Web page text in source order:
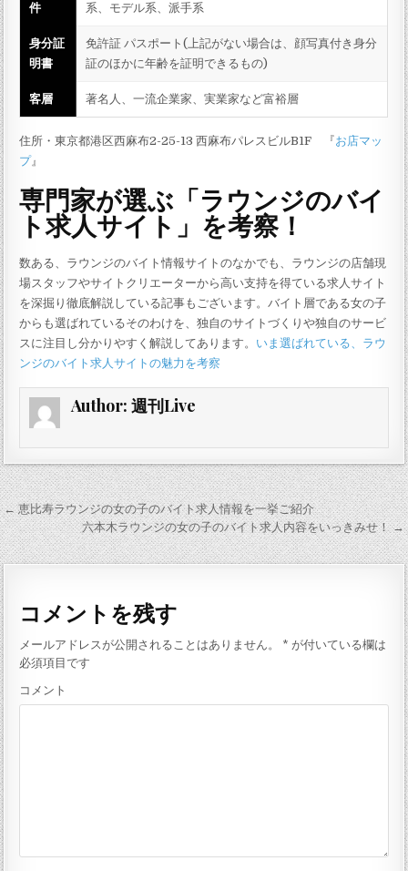
件
系、モデル系、派手系
身分証
明書
免許証 パスポート(上記がない場合は、顔写真付き身分
証のほかに年齢を証明できるもの)
客層 著名人、一流企業家、実業家など富裕層
住所・東京都港区西麻布2-25-13 西麻布パレスビルB1F 『お店マッ
プ』
専門家が選ぶ「ラウンジのバイ
ト求人サイト」を考察！
数ある、ラウンジのバイト情報サイトのなかでも、ラウンジの店舗現
場スタッフやサイトクリエーターから高い支持を得ている求人サイト
を深掘り徹底解説している記事もございます。バイト層である女の子
からも選ばれているそのわけを、独自のサイトづくりや独自のサービ
スに注目し分かりやすく解説してあります。 いま選ばれている、ラウ
ンジのバイト求人サイトの魅力を考察
Author:週刊Live
投
稿
ビ
ゲ
ー
シ
ョ
← 恵比寿ラウンジの女の子のバイト求人情報を一挙ご紹介
六本木ラウンジの女の子のバイト求人内容をいっきみせ！ →
コメントを残す
メールアドレスが公開されることはありません。 * が付いている欄は
必須項目です
コメント